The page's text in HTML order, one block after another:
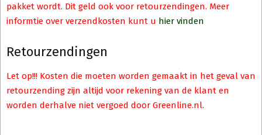
pakket wordt. Dit geld ook voor retourzendingen. Meer
informtie over verzendkosten kunt u hier vinden
Retourzendingen
Let op!!! Kosten die moeten worden gemaakt in het geval van
retourzending zijn altijd voor rekening van de klant en
worden derhalve niet vergoed door Greenline.nl.